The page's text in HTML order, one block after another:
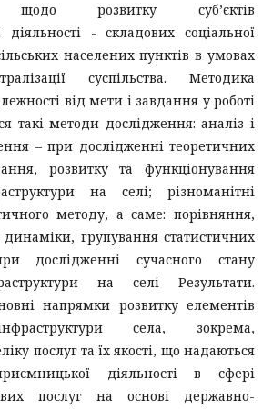
щодо розвитку суб’єктів
діяльності - складових соціальної
населених пунктів в умовах
суспільства. Методика
від мети і завдання у роботі
такі методи дослідження: аналіз і
– при дослідженні теоретичних
розвитку та функціонування
на селі; різноманітні
методу, а саме: порівняння,
групування статистичних
дослідженні сучасного стану
на селі Результати.
напрямки розвитку елементів
села, зокрема,
послуг та їх якості, що надаються
діяльності в сфері
послуг на основі державно-